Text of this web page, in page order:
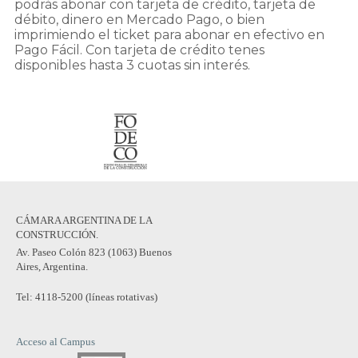
podrás abonar con tarjeta de crédito, tarjeta de
débito, dinero en Mercado Pago, o bien
imprimiendo el ticket para abonar en efectivo en
Pago Fácil. Con tarjeta de crédito tenes
disponibles hasta 3 cuotas sin interés.
CÁMARA ARGENTINA DE LA
CONSTRUCCIÓN.
Av. Paseo Colón 823 (1063) Buenos
Aires, Argentina.
Tel: 4118-5200 (líneas rotativas)
Acceso al Campus